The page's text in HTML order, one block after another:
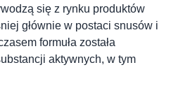
się z rynku produktów
głównie w postaci snusów i
formuła została
aktywnych, w tym